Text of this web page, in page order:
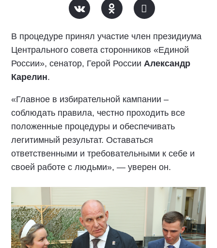
В процедуре принял участие член президиума
Центрального совета сторонников «Единой
России», сенатор, Герой России Александр
Карелин.
«Главное в избирательной кампании –
соблюдать правила, честно проходить все
положенные процедуры и обеспечивать
легитимный результат. Оставаться
ответственными и требовательными к себе и
своей работе с людьми», — уверен он.